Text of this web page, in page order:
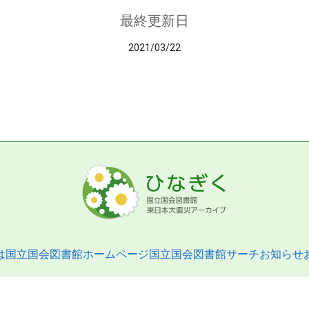
最終更新日
2021/03/22
国立国会図書館ホームページ国立国会図書館サーチお知らせ